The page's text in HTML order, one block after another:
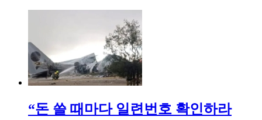
“돈 쓸 때마다 일련번호 확인하라